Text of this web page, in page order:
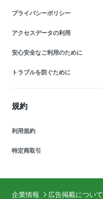
プライバシーポリシー
アクセスデータの利用
安心安全なご利用のために
トラブルを防ぐために
規約
利用規約
特定商取引
企業情報 広告掲載について